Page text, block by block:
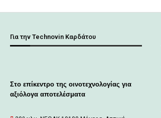
Για την Technovin Καρδάτου
Στο επίκεντρο της οινοτεχνολογίας για
αξιόλογα αποτελέσματα